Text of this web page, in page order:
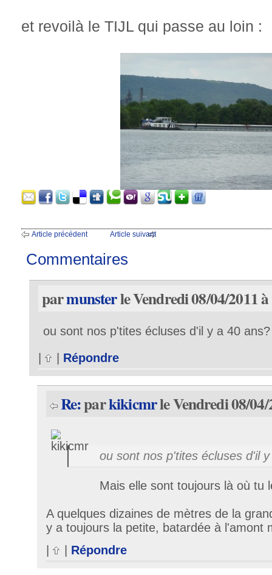
et revoilà le TIJL qui passe au loin :
Article précédent Article suivant
Commentaires
parmunsterle Vendredi 08/04/2011
ou sont nos p'tites écluses d'il y a 40 ans?
Répondre
Re:parkikicmrle Vendredi 08/
ou sont nos p'tites écluses d'il
Mais elle sont toujours là où tu
A quelques dizaines de mètres de la
y a toujours la petite, batardée à l'amont
Répondre